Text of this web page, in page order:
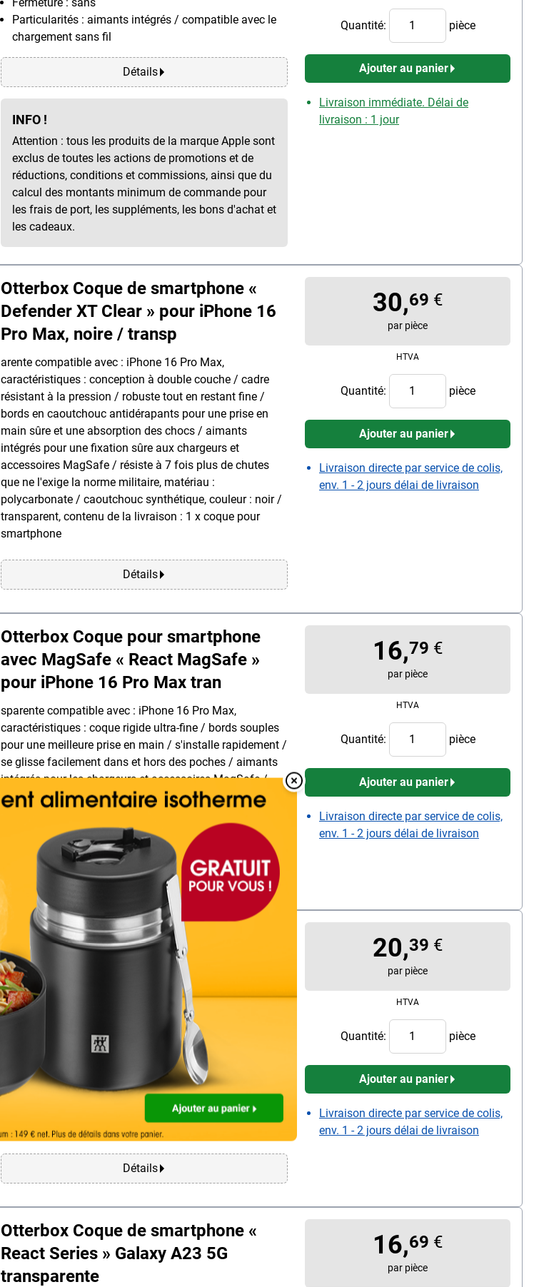
Overlay Fermer
Particularités : aimants intégrés / compatible avec le
chargement sans fil
Détails
INFO !
Attention : tous les produits de la marque Apple sont
exclus de toutes les actions de promotions et de
réductions, conditions et commissions, ainsi que du
calcul des montants minimum de commande pour
les frais de port, les suppléments, les bons d'achat et
les cadeaux.
Quantité: pièce
Ajouter au panier
Livraison immédiate. Délai de
livraison : 1 jour
Otterbox Coque de smartphone «
Defender XT Clear » pour iPhone 16
Pro Max, noire / transp
arente compatible avec : iPhone 16 Pro Max,
caractéristiques : conception à double couche / cadre
résistant à la pression / robuste tout en restant fine /
bords en caoutchouc antidérapants pour une prise en
main sûre et une absorption des chocs / aimants
intégrés pour une fixation sûre aux chargeurs et
accessoires MagSafe / résiste à 7 fois plus de chutes
que ne l'exige la norme militaire, matériau :
polycarbonate / caoutchouc synthétique, couleur : noir /
transparent, contenu de la livraison : 1 x coque pour
smartphone
Détails
30,69 €
par pièce
HTVA
Quantité: pièce
Ajouter au panier
Livraison directe par service de colis,
env. 1 - 2 jours délai de livraison
Otterbox Coque pour smartphone
avec MagSafe « React MagSafe »
pour iPhone 16 Pro Max tran
sparente compatible avec : iPhone 16 Pro Max,
caractéristiques : coque rigide ultra-fine / bords souples
pour une meilleure prise en main / s'installe rapidement /
se glisse facilement dans et hors des poches / aimants
intégrés pour les chargeurs et accessoires MagSafe /
protection contre les chutes DROP+, matériau : 45 % de
livraison : 1 coque pour smartphone
Détails
16,79 €
par pièce
HTVA
Quantité: pièce
Ajouter au panier
Livraison directe par service de colis,
env. 1 - 2 jours délai de livraison
Otterbox Coque de smartphone avec
aimant « React Series » Galaxy S25
Ultra Stardust
compatible avec : Galaxy S25 Ultra, caractéristiques :
ultra-fine / protection contre les chutes / protection
contre les rayures / recharge rapide avec les chargeurs
sans fil Qi2 jusqu’à 15 W / installation facile / se glisse
facilement dans la poche / design monobloc sur mesure
/ prise en main sûre grâce aux bords Soft-Touch, couleur
: Stardust, contenu de la livraison : 1 coque pour
smartphone
Détails
20,39 €
par pièce
HTVA
Quantité: pièce
Ajouter au panier
Livraison directe par service de colis,
env. 1 - 2 jours délai de livraison
Otterbox Coque de smartphone «
React Series » Galaxy A23 5G
transparente
16,69 €
par pièce